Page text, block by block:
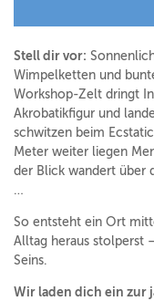
Stell dir vor:
Wimpelketten und
Workshop-Zelt dringt
Akrobatikfigur und
schwitzen beim
Meter weiter liegen
der Blick wandert über
…
So entsteht ein Ort
Alltag heraus stolperst
Seins.
Wir laden dich ein zur